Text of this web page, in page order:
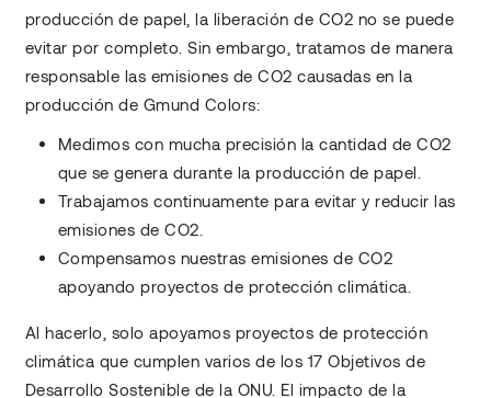
producción de papel, la liberación de CO2 no se puede
evitar por completo. Sin embargo, tratamos de manera
responsable las emisiones de CO2 causadas en la
producción de Gmund Colors:
Medimos con mucha precisión la cantidad de CO2
que se genera durante la producción de papel.
Trabajamos continuamente para evitar y reducir las
emisiones de CO2.
Compensamos nuestras emisiones de CO2
apoyando proyectos de protección climática.
Al hacerlo, solo apoyamos proyectos de protección
climática que cumplen varios de los 17 Objetivos de
Desarrollo Sostenible de la ONU. El impacto de la